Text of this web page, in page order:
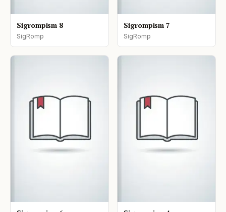
Sigrompism 8
SigRomp
Sigrompism 7
SigRomp